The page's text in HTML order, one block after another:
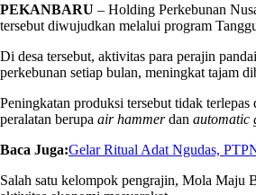
PEKANBARU – Holding Perkebunan
tersebut diwujudkan melalui program
Di desa tersebut, aktivitas para perajin
perkebunan setiap bulan, meningkat tajam
Peningkatan produksi tersebut tidak
peralatan berupa air hammerdan automatic
Baca Juga:Gelar Ritual Adat Ngudas,
Salah satu kelompok pengrajin, Mola Maju